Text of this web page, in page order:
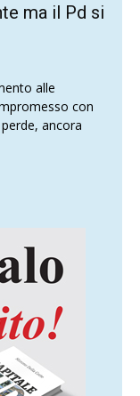
ma il Pd si
alle
con
ancora